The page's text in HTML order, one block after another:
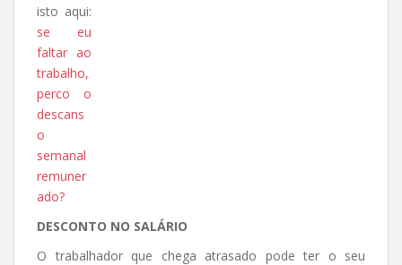
isto aqui:
se eu
faltar ao
trabalho,
perco o
descans
o
semanal
remuner
ado?
DESCONTO NO SALÁRIO
O trabalhador que chega atrasado pode ter o seu